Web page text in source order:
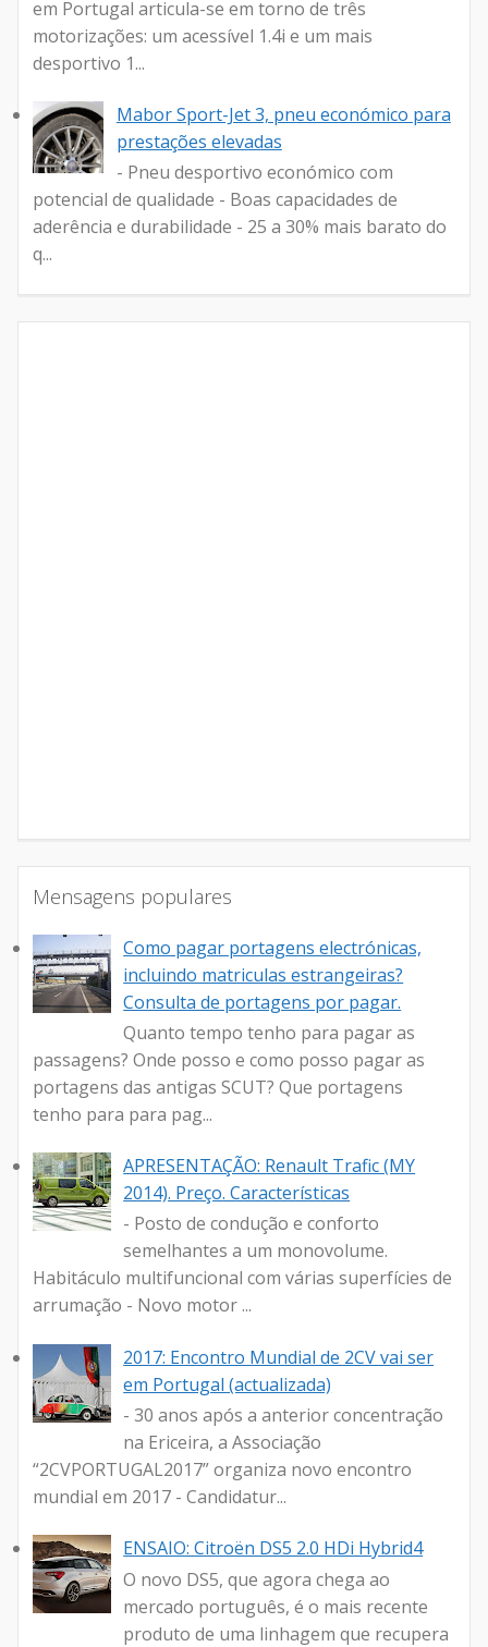
em Portugal articula-se em torno de três
motorizações: um acessível 1.4i e um mais
desportivo 1...
Mabor Sport-Jet 3, pneu económico para
prestações elevadas
- Pneu desportivo económico com
potencial de qualidade - Boas capacidades de
aderência e durabilidade - 25 a 30% mais barato do
q...
Mensagens populares
Como pagar portagens electrónicas,
incluindo matriculas estrangeiras?
Consulta de portagens por pagar.
Quanto tempo tenho para pagar as
passagens? Onde posso e como posso pagar as
portagens das antigas SCUT? Que portagens
tenho para para pag...
APRESENTAÇÃO: Renault Trafic (MY
2014). Preço. Características
- Posto de condução e conforto
semelhantes a um monovolume.
Habitáculo multifuncional com várias superfícies de
arrumação - Novo motor ...
2017: Encontro Mundial de 2CV vai ser
em Portugal (actualizada)
- 30 anos após a anterior concentração
na Ericeira, a Associação
“2CVPORTUGAL2017” organiza novo encontro
mundial em 2017 - Candidatur...
ENSAIO: Citroën DS5 2.0 HDi Hybrid4
O novo DS5, que agora chega ao
mercado português, é o mais recente
produto de uma linhagem que recupera